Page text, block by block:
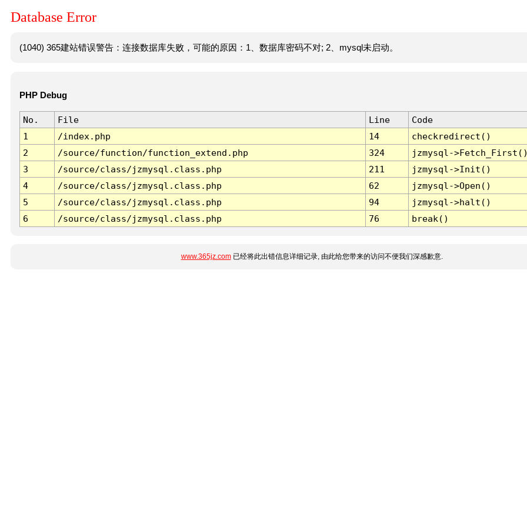
Database Error
(1040) 365建站错误警告：连接数据库失败，可能的原因：1、数据库密码不对; 2、mysql未启动。
PHP Debug
No. File Line
Code
1
/index.php 14
checkredirect()
2
/source/function/function_extend.php 324
jzmysql-
3
/source/class/jzmysql.class.php 211
jzmysql->Init()
4
/source/class/jzmysql.class.php 62
jzmysql->Open()
5
/source/class/jzmysql.class.php 94
jzmysql->halt()
6
/source/class/jzmysql.class.php 76 break()
www.365jz.com已经将此出错信息详细记录, 由此给您带来的访问不便我们深感歉意.